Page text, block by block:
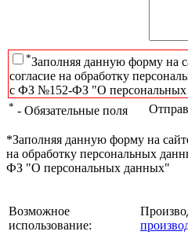
*Заполняя данную форму на
согласие на обработку
с ФЗ №152-ФЗ "О
* - Обязательные поля
*Заполняя данную форму на
на обработку персональных
ФЗ "О персональных данных"
Возможное
использование: